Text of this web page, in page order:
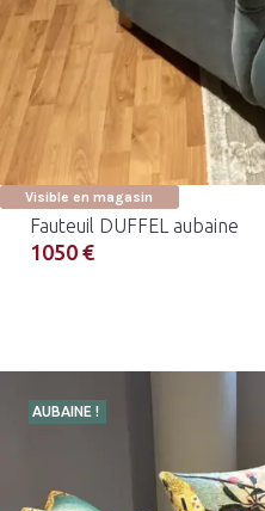
Visible en magasin
Fauteuil DUFFEL aubaine
1050 €
AUBAINE !